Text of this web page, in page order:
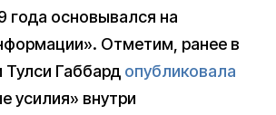
года основывался на
Отметим, ранее в
Тулси Габбард опубликовала
усилия» внутри